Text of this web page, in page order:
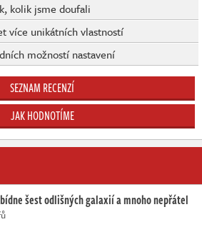
kolik jsme doufali
více unikátních vlastností
možností nastavení
SEZNAM RECENZÍ
JAK HODNOTÍME
šest odlišných galaxií a mnoho nepřátel